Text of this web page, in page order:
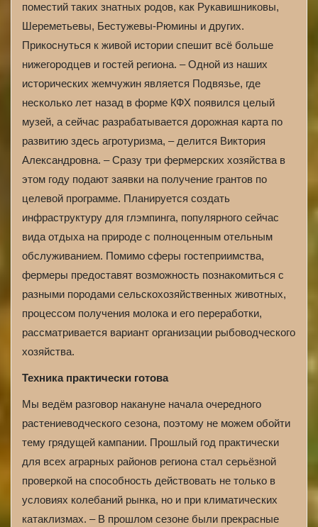
поместий таких знатных родов, как Рукавишниковы,
Шереметьевы, Бестужевы-Рюмины и других.
Прикоснуться к живой истории спешит всё больше
нижегородцев и гостей региона. – Одной из наших
исторических жемчужин является Подвязье, где
несколько лет назад в форме КФХ появился целый
музей, а сейчас разрабатывается дорожная карта по
развитию здесь агротуризма, – делится Виктория
Александровна. – Сразу три фермерских хозяйства в
этом году подают заявки на получение грантов по
целевой программе. Планируется создать
инфраструктуру для глэмпинга, популярного сейчас
вида отдыха на природе с полноценным отельным
обслуживанием. Помимо сферы гостеприимства,
фермеры предоставят возможность познакомиться с
разными породами сельскохозяйственных животных,
процессом получения молока и его переработки,
рассматривается вариант организации рыбоводческого
хозяйства.
Техника практически готова
Мы ведём разговор накануне начала очередного
растениеводческого сезона, поэтому не можем обойти
тему грядущей кампании. Прошлый год практически
для всех аграрных районов региона стал серьёзной
проверкой на способность действовать не только в
условиях колебаний рынка, но и при климатических
катаклизмах. – В прошлом сезоне были прекрасные